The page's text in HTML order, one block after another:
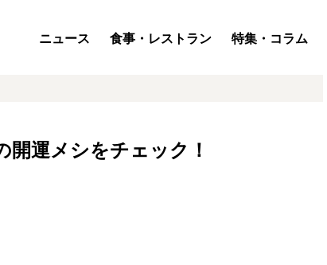
ニュース 食事・レストラン 特集・コラム
開運メシをチェック！